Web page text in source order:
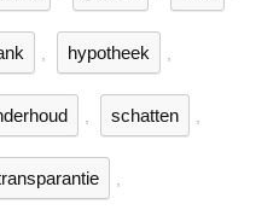
hypotheek
schatten